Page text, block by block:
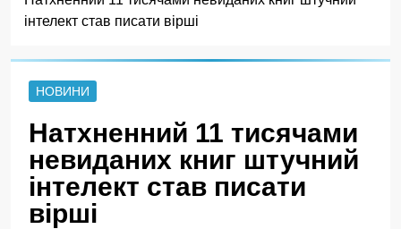
інтелект став писати вірші
НОВИНИ
Натхненний 11 тисячами
невиданих книг штучний
інтелект став писати
вірші